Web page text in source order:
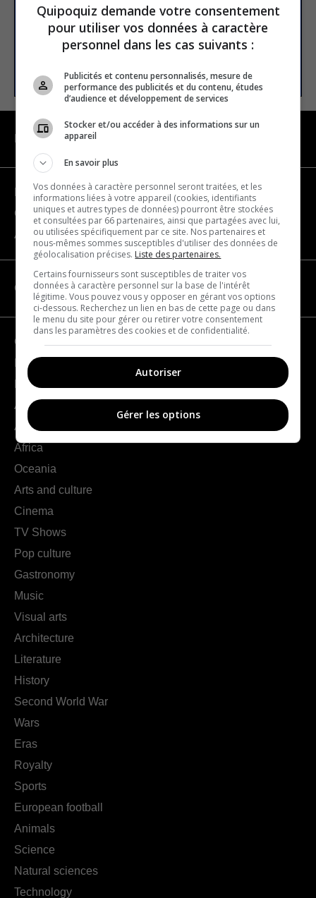
Email address
NAVIGATION
Become a partner
Contact us
About us
CATEGORIES
Geography
France
Europe
Americas
Asia
Africa
Oceania
Arts and culture
Cinema
TV Shows
Pop culture
Gastronomy
Music
Visual arts
Architecture
Literature
History
Second World War
Wars
Eras
Royalty
Sports
European football
Animals
Science
Natural sciences
Technology
Quipoquiz demande votre consentement
pour utiliser vos données à caractère
personnel dans les cas suivants :
Publicités et contenu personnalisés, mesure de
performance des publicités et du contenu, études
d’audience et développement de services
Stocker et/ou accéder à des informations sur un
appareil
En savoir plus
Vos données à caractère personnel seront traitées, et les
informations liées à votre appareil (cookies, identifiants
uniques et autres types de données) pourront être stockées
et consultées par 66 partenaires, ainsi que partagées avec lui,
ou utilisées spécifiquement par ce site. Nos partenaires et
nous-mêmes sommes susceptibles d'utiliser des données de
géolocalisation précises. Liste des partenaires.
Certains fournisseurs sont susceptibles de traiter vos
données à caractère personnel sur la base de l'intérêt
légitime. Vous pouvez vous y opposer en gérant vos options
ci-dessous. Recherchez un lien en bas de cette page ou dans
le menu du site pour gérer ou retirer votre consentement
dans les paramètres des cookies et de confidentialité.
Autoriser
Gérer les options